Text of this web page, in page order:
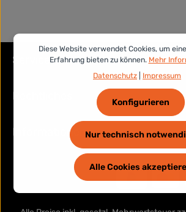
Service-Hotline
Rechtliches
Informationen
Diese Website verwendet Cookies, um
Erfahrung bieten zu können. Mehr
Datenschutz
Impressum
Nur technisch
Konfigurieren
Alle Cookies